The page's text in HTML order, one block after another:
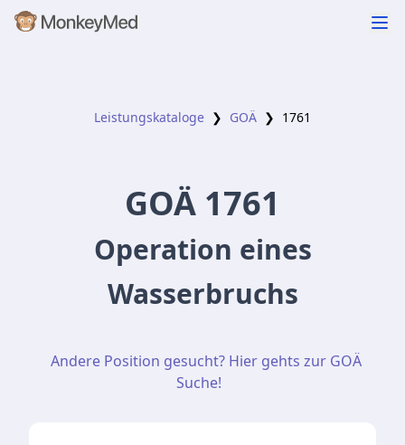
Leistungskataloge ❯ GOÄ ❯ 1761
GOÄ 1761
Operation eines
Wasserbruchs
Andere Position gesucht? Hier gehts zur GOÄ
Suche!